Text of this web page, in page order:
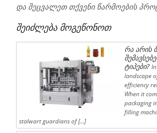
და შეცვალეთ თქვენი წარმოების
შეიძლება მოგეწონოთ
რა არის
ტიპები?
landscape
efficiency
When it
packaging
filling
stalwart guardians of […]